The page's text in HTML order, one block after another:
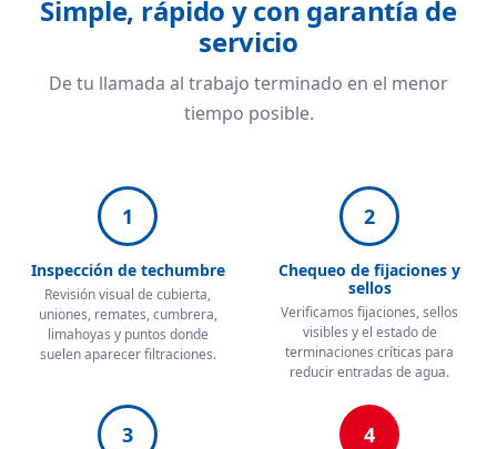
Simple, rápido y con garantía de
servicio
De tu llamada al trabajo terminado en el menor
tiempo posible.
1
Inspección de techumbre
Revisión visual de cubierta,
uniones, remates, cumbrera,
limahoyas y puntos donde
suelen aparecer filtraciones.
2
Chequeo de fijaciones y
sellos
Verificamos fijaciones, sellos
visibles y el estado de
terminaciones críticas para
reducir entradas de agua.
3 4